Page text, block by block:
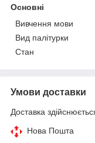
Основні
Вивчення мови
Вид палітурки
Стан
Умови доставки
Доставка
Нова Пошта